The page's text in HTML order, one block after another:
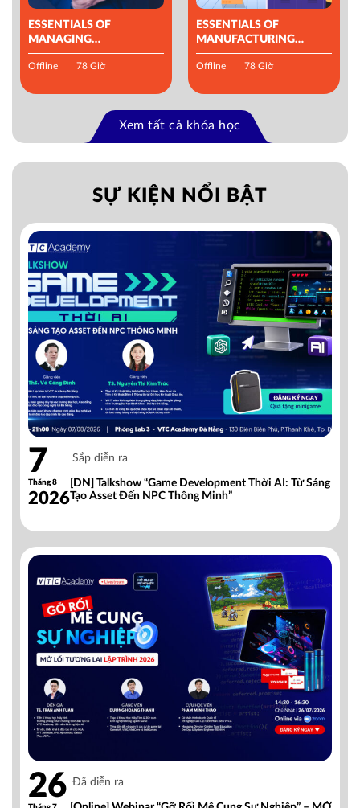
ESSENTIALS OF
MANAGING
OPERATIONS
Offline 78 Giờ
ESSENTIALS OF
MANUFACTURING
MANAGEMENT
Offline 78 Giờ
Xem tất cả khóa học
SỰ KIỆN NỔI BẬT
7
Tháng 8
2026
Sắp diễn ra
[DN] Talkshow “Game Development Thời AI: Từ Sáng
Tạo Asset Đến NPC Thông Minh”
26 Đã diễn ra